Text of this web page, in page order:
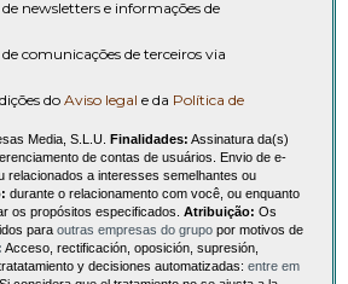
newsletters e informações de
comunicações de terceiros via
do Aviso legal e da Política de
Media, S.L.U. Finalidades: Assinatura da(s)
de contas de usuários. Envio de e-
relacionados a interesses semelhantes ou
durante o relacionamento com você, ou enquanto
os propósitos especificados. Atribuição: Os
para outras empresas do grupo por motivos de
Acceso, rectificación, oposición, supresión,
y decisiones automatizadas: entre em